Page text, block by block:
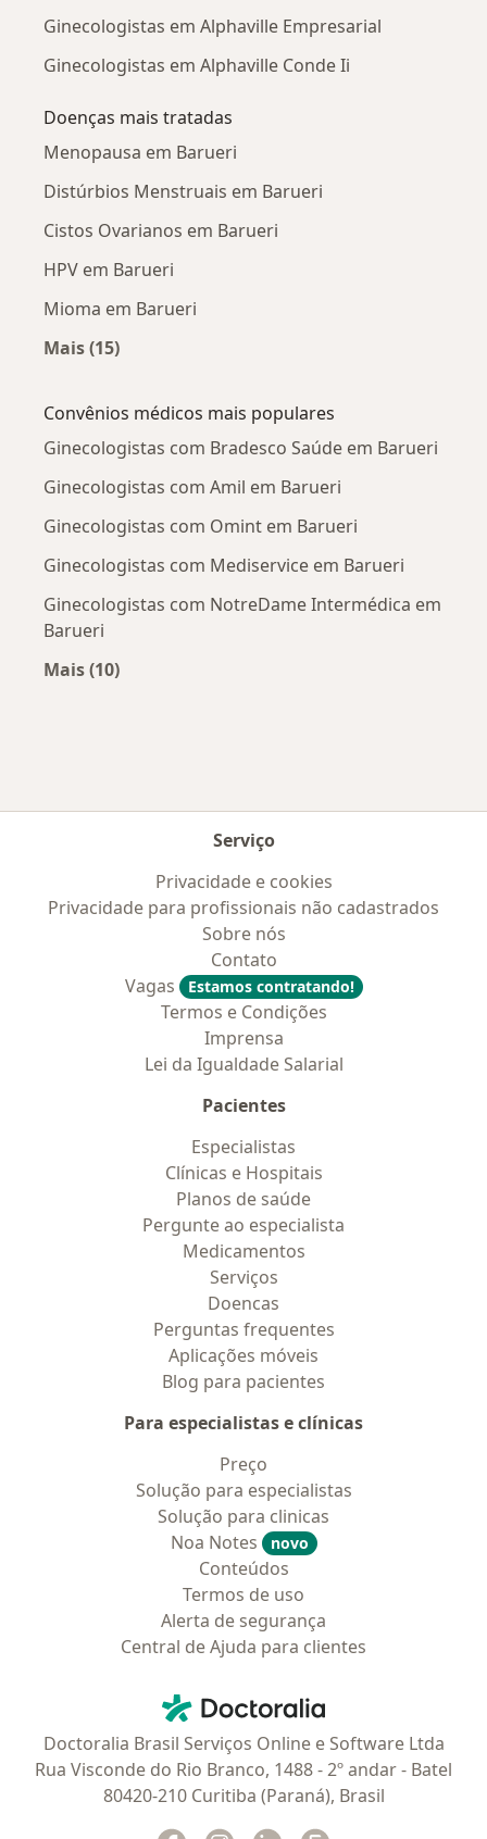
Ginecologistas em Alphaville Empresarial
Ginecologistas em Alphaville Conde Ii
Doenças mais tratadas
Menopausa em Barueri
Distúrbios Menstruais em Barueri
Cistos Ovarianos em Barueri
HPV em Barueri
Mioma em Barueri
Mais (15)
Convênios médicos mais populares
Ginecologistas com Bradesco Saúde em Barueri
Ginecologistas com Amil em Barueri
Ginecologistas com Omint em Barueri
Ginecologistas com Mediservice em Barueri
Ginecologistas com NotreDame Intermédica em
Barueri
Mais (10)
Serviço
Privacidade e cookies
Privacidade para profissionais não cadastrados
Sobre nós
Contato
Vagas
Estamos contratando!
Termos e Condições
Imprensa
Lei da Igualdade Salarial
Pacientes
Especialistas
Clínicas e Hospitais
Planos de saúde
Pergunte ao especialista
Medicamentos
Serviços
Doencas
Perguntas frequentes
Aplicações móveis
Blog para pacientes
Para especialistas e clínicas
Preço
Solução para especialistas
Solução para clinicas
Noa Notes
novo
Conteúdos
Termos de uso
Alerta de segurança
Central de Ajuda para clientes
Doctoralia - Homepage
Doctoralia Brasil Serviços Online e Software Ltda
Rua Visconde do Rio Branco, 1488 - 2º andar - Batel
80420-210 Curitiba (Paraná), Brasil